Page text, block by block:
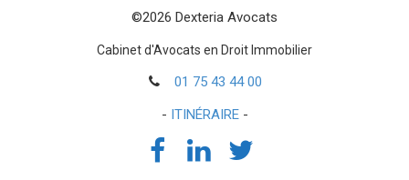
©2026 Dexteria Avocats
Cabinet d'Avocats en Droit Immobilier
01 75 43 44 00
- ITINÉRAIRE-